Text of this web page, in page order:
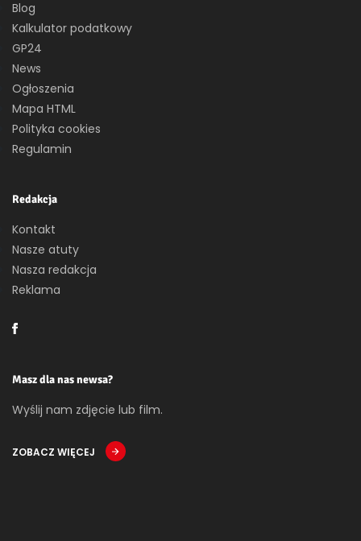
Blog
Kalkulator podatkowy
GP24
News
Ogłoszenia
Mapa HTML
Polityka cookies
Regulamin
Redakcja
Kontakt
Nasze atuty
Nasza redakcja
Reklama
Masz dla nas newsa?
Wyślij nam zdjęcie lub film.
ZOBACZ WIĘCEJ